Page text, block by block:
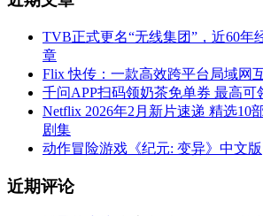
TVB正式更名“无线集团”，近60年
章
Flix 快传：一款高效跨平台局域网
千问APP扫码领奶茶免单券 最高可
Netflix 2026年2月新片速递 精选10
剧集
动作冒险游戏《纪元: 变异》中文版
近期评论